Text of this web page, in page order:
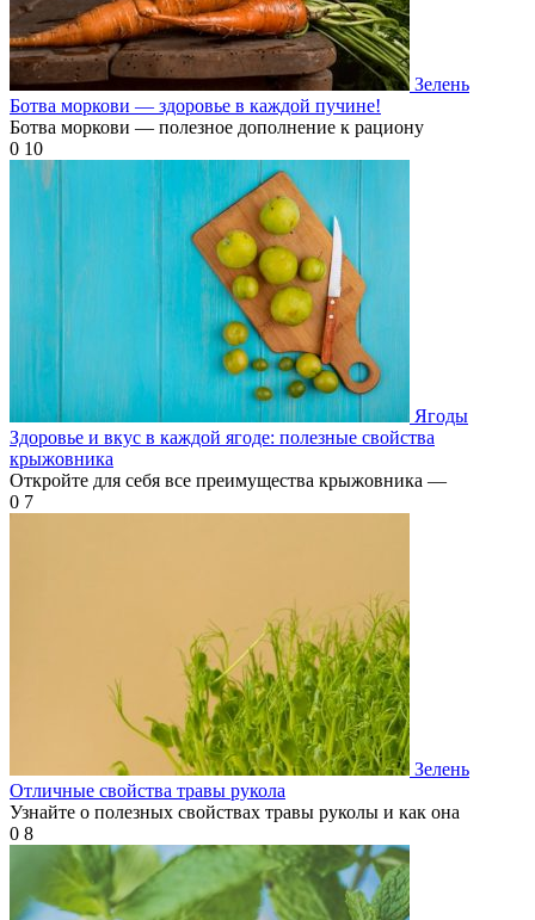
Зелень
Ботва моркови — здоровье в каждой пучине!
Ботва моркови — полезное дополнение к рациону
0 10
Ягоды
Здоровье и вкус в каждой ягоде: полезные свойства
крыжовника
Откройте для себя все преимущества крыжовника —
0 7
Зелень
Отличные свойства травы рукола
Узнайте о полезных свойствах травы руколы и как она
0 8